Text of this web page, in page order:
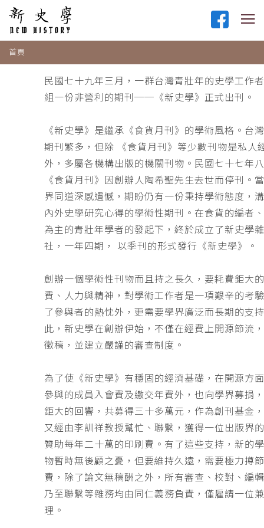
首頁
民國七十九年三月，一群台灣青壯年的史學工作
組一份非營利的期刊──《新史學》正式出刊。
《新史學》是繼承《食貨月刊》的學術風格。台
期刊繁多，但除 《食貨月刊》等少數刊物是私人
外，多屬各機構出版的機關刊物。民國七十七年
《食貨月刊》因創辦人陶希聖先生去世而停刊。
界同道深感遺憾，期盼仍有一份秉持學術態度，
內外史學研究心得的學術性期刊。在食貨的編者
為主的青壯年學者的發起下，終於成立了新史學
社，一年四期， 以季刊的形式發行《新史學》。
創辦一個學術性刊物而且持之長久，要耗費鉅大
費、人力與精神，對學術工作者是一項艱辛的考
了參與者的熱忱外，更需要學界廣泛而長期的支
此，新史學在創辦伊始，不僅在經費上開源節流
徵稿，並建立嚴謹的審查制度。
為了使《新史學》有穩固的經濟基礎，在開源方
參與的成員入會費及繳交年費外，也向學界募捐
鉅大的回響，共募得三十多萬元，作為創刊基金
又經由李訓祥教授幫忙、聯繫，獲得一位出版界
贊助每年二十萬的印刷費。有了這些支持，新的
物暫時無後顧之憂，但要維持久遠，需要極力撙
費，除了論文無稿酬之外，所有審查、校對、編
乃至聯繫等雜務均由同仁義務負責，僅雇請一位
理。